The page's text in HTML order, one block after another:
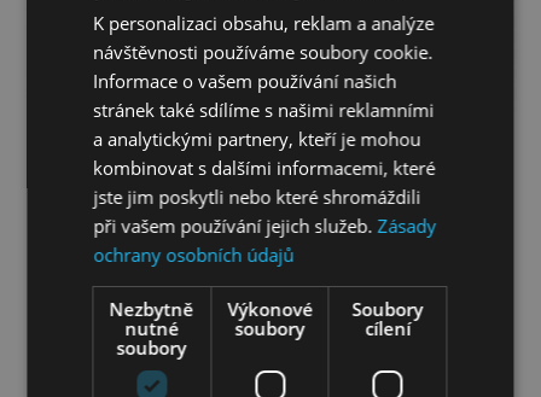
Dětský nábytek
Jídelna
Jídelní stoly Jídelní židle
Vitríny a příborníky
K personalizaci obsahu, reklam a analýze
návštěvnosti používáme soubory cookie.
Informace o vašem používání našich
stránek také sdílíme s našimi reklamními
a analytickými partnery, kteří je mohou
kombinovat s dalšími informacemi, které
jste jim poskytli nebo které shromáždili
při vašem používání jejich služeb.Zásady
ochrany osobních údajů
Nezbytně
nutné
soubory
Výkonové
soubory
Soubory
cílení